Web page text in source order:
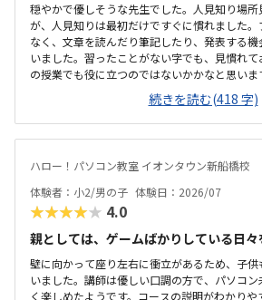
穏やかで優しそうな先生でした。人見知り場
が、人見知りは最初だけですぐに慣れました
なく、文章を読んだり筆記したり、発表する
いました。習ったことがない字でも、見慣れ
の授業でも役に立つのではないかかなと思いま
ッピングモールの中にあるので便利です。車で
は付けてくれるそうです。ドコモショップ内な
思いましたが、扉を閉めればそんなに気にな
ラスなので程よい解放感で授業の様子が見れ
プライベートでも使えるからいいかな、と思
いるパソコンはタッチパネルタイプなので、キ
と心配でしたが、すぐに慣れました。コマンド
続きを読む(418 字)
ハロー！パソコン教室 イオンタウン新船橋校
体験者：小2/男の子 体験日：2026/07
★★★★★ 4.0
親としては、ゲームばかりしている日々
壁に向かって座り左右に衝立があるため、子
いました。講師は優しい口調の方で、パソコ
く楽しめたようです。コースの説明がわかり